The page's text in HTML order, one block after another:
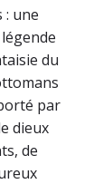
: une
du
par
dieux
de